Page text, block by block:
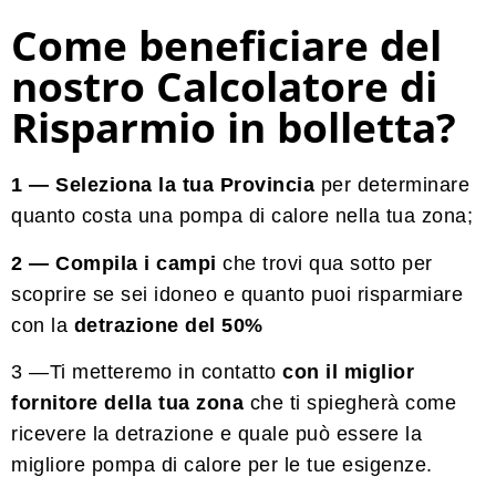
Come beneficiare del
nostro Calcolatore di
Risparmio in bolletta?
1 — Seleziona la tua Provincia per determinare
quanto costa una pompa di calore nella tua zona;
2 — Compila i campi che trovi qua sotto per
scoprire se sei idoneo e quanto puoi risparmiare
con la detrazione del 50%
3 —Ti metteremo in contatto con il miglior
fornitore della tua zona che ti spiegherà come
ricevere la detrazione e quale può essere la
migliore pompa di calore per le tue esigenze.